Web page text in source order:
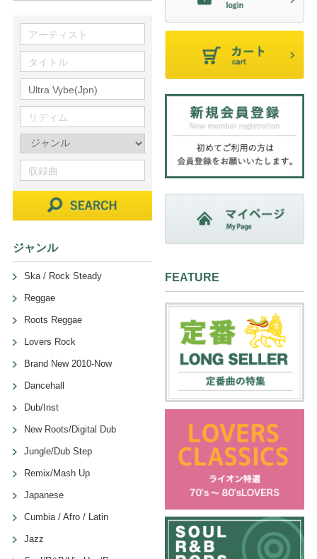
ジャンル
Ska / Rock Steady
Reggae
Roots Reggae
Lovers Rock
Brand New 2010-Now
Dancehall
Dub/Inst
New Roots/Digital Dub
Jungle/Dub Step
Remix/Mash Up
Japanese
Cumbia / Afro / Latin
Jazz
FEATURE